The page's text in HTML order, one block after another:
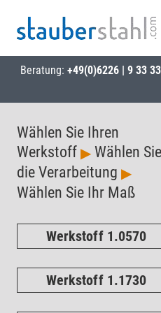
Beratung: +49(0)6226 | 9 33
Wählen Sie Ihren
Werkstoff ▶ Wählen Sie
die Verarbeitung ▶
Wählen Sie Ihr Maß
Werkstoff 1.0570
Werkstoff 1.1730